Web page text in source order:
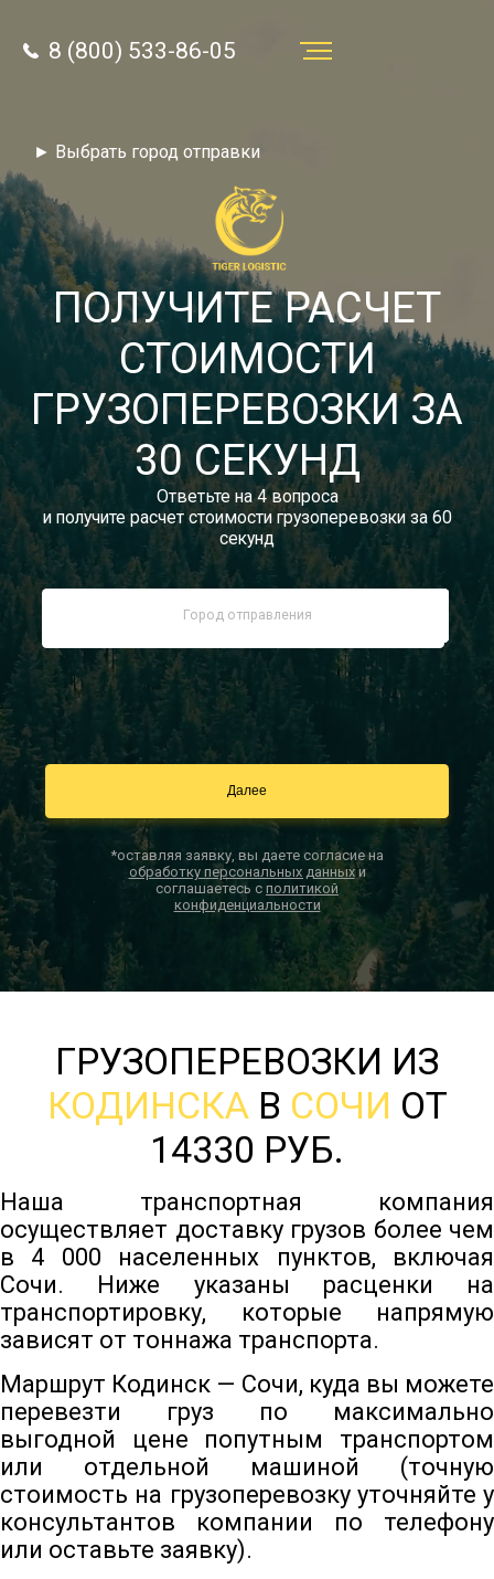
8 (800) 533-86-05
Звонок по России бесплатный
autotransport24@yandex.ru
Заказать звонок
Тарифы
Отзывы
Статьи
Новости
Документы
Контакты
► Выбрать город отправки
8 (800) 533-86-05
ПОЛУЧИТЕ РАСЧЕТ
СТОИМОСТИ
ГРУЗОПЕРЕВОЗКИ ЗА
30 СЕКУНД
Ответьте на 4 вопроса
и получите расчет стоимости грузоперевозки за 60
секунд
*оставляя заявку, вы даете согласие на
обработку персональных данныхи
соглашаетесь с политикой
конфиденциальности
ГРУЗОПЕРЕВОЗКИ ИЗ
КОДИНСКА В СОЧИ ОТ
14330 РУБ.
Наша транспортная компания
осуществляет доставку грузов более чем
в 4 000 населенных пунктов, включая
Сочи. Ниже указаны расценки на
транспортировку, которые напрямую
зависят от тоннажа транспорта.
Маршрут Кодинск — Сочи, куда вы можете
перевезти груз по максимально
выгодной цене попутным транспортом
или отдельной машиной (точную
стоимость на грузоперевозку уточняйте у
консультантов компании по телефону
или оставьте заявку).